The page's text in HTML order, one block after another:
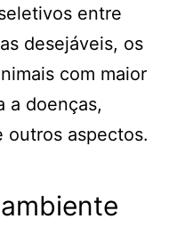
entre
desejáveis, os
com maior
a doenças,
outros aspectos.